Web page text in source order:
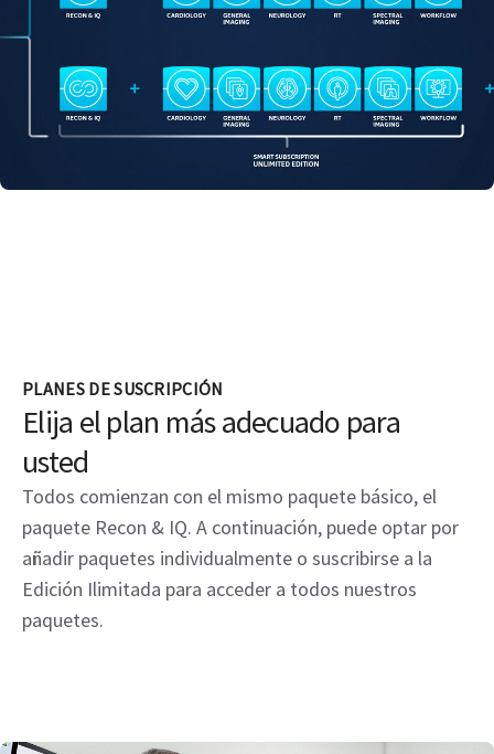
PLANES DE SUSCRIPCIÓN
Elija el plan más adecuado para
usted
Todos comienzan con el mismo paquete básico, el
paquete Recon & IQ. A continuación, puede optar por
añadir paquetes individualmente o suscribirse a la
Edición Ilimitada para acceder a todos nuestros
paquetes.